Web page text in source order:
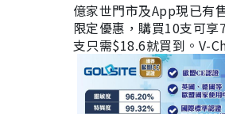
億家世門市及App現已有
限定優惠，購買10支可
支只需$18.6就買到。V-